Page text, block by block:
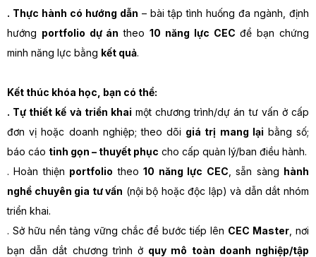
. Thực hành có hướng dẫn – bài tập tình huống đa ngành, định
hướng portfolio dự án theo10 năng lực CEC để bạn chứng
minh năng lực bằng kết quả.
Kết thúc khóa học, bạn có thể:
. Tự thiết kế và triển khai một chương trình/dự án tư vấn ở cấp
đơn vị hoặc doanh nghiệp; theo dõi giá trị mang lại bằng số;
báo cáo tinh gọn – thuyết phục cho cấp quản lý/ban điều hành.
. Hoàn thiện portfolio theo10 năng lực CEC , sẵn sàng hành
nghề chuyên gia tư vấn (nội bộ hoặc độc lập) và dẫn dắt nhóm
triển khai.
. Sở hữu nền tảng vững chắc để bước tiếp lên CEC Master , nơi
bạn dẫn dắt chương trình ở quy mô toàn doanh nghiệp/tập